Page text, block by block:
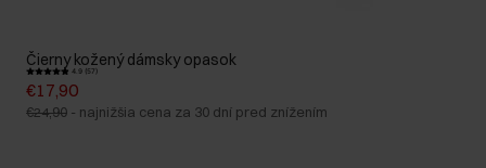
Čierny kožený dámsky opasok
4.9 (57)
€17,90
€24,90 - najnižšia cena za 30 dní pred znížením